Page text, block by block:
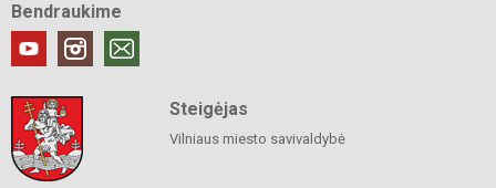
Bendraukime
Steigėjas
Vilniaus miesto savivaldybė